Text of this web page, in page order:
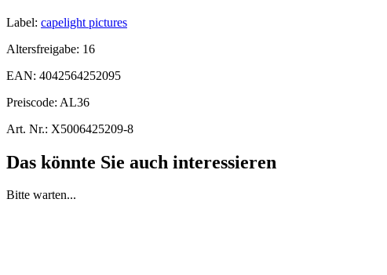
Label: capelight pictures
Altersfreigabe: 16
EAN: 4042564252095
Preiscode: AL36
Art. Nr.: X5006425209-8
Das könnte Sie auch interessieren
Bitte warten...